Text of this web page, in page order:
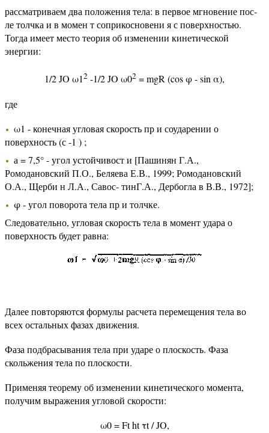
рассматриваем два положения тела: в первое мгновение пос­
ле толчка и в момен т соприкосновени я с поверхностью.
Тогда имеет место теория об изменении кинетической
энергии:
1/2 JO ω12 -1/2 JO ω02 = mgR (cos φ - sin α),
где
ω1 - конечная угловая скорость пр и соударении о
поверхность (с -1 ) ;
а = 7,5° - угол устойчивост и [Пашинян Г.А.,
Ромодановский П.О., Беляева Е.В., 1999; Ромодановский
О.А., Щерби н Л.А., Савос- тинГ.А., Дербогла в В.В., 1972];
φ - угол поворота тела пр и толчке.
Следовательно, угловая скорость тела в момент удара о
поверхность будет равна:
Далее повторяются формулы расчета перемещения тела во
всех остальных фазах движения.
Фаза подбрасывания тела при ударе о плоскость. Фаза
скольжения тела по плоскости.
Применяя теорему об изменении кинетического момента,
получим выражения угловой скорости:
ω0 = Ft ht τt / JO,